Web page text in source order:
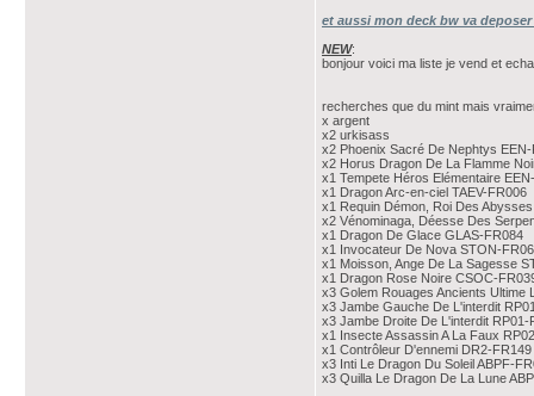
et aussi mon deck bw va
NEW:
bonjour voici ma liste je vend et
recherches que du mint mais
x argent
x2 urkisass
x2 Phoenix Sacré De Nephtys EEN-
x2 Horus Dragon De La Flamme
x1 Tempete Héros Elémentaire
x1 Dragon Arc-en-ciel TAEV-FR006
x1 Requin Démon, Roi Des
x2 Vénominaga, Déesse Des
x1 Dragon De Glace GLAS-FR084
x1 Invocateur De Nova STON-
x1 Moisson, Ange De La Sagesse
x1 Dragon Rose Noire CSOC-
x3 Golem Rouages Ancients Ultime
x3 Jambe Gauche De L'interdit
x3 Jambe Droite De L'interdit RP01-
x1 Insecte Assassin A La Faux
x1 Contrôleur D'ennemi DR2-FR149
x3 Inti Le Dragon Du Soleil ABPF-
x3 Quilla Le Dragon De La Lune